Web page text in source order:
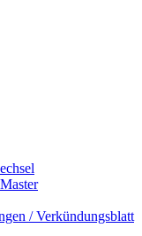
/ Verkündungsblatt